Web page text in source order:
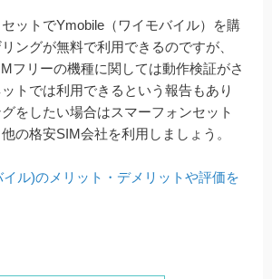
ットでYmobile（ワイモバイル）を購
ングが無料で利用できるのですが、
フリーの機種に関しては動作検証がさ
トでは利用できるという報告もあり
をしたい場合はスマーフォンセット
の格安SIM会社を利用しましょう。
ル)のメリット・デメリットや評価を